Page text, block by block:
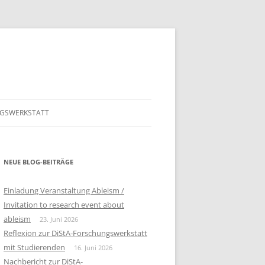
2025
2024
PROGRAMM
HAUER, NIKOLAUS:
MENSCHEN MIT
LERNSCHWIERIGKEITEN IM
2023 PROGRAMM
BERICHT
NEUE BLOG-BEITRÄGE
Einladung Veranstaltung Ableism /
Invitation to research event about
ableism
23. Juni 2026
Reflexion zur DiStA-Forschungswerkstatt
mit Studierenden
16. Juni 2026
Nachbericht zur DiStA-